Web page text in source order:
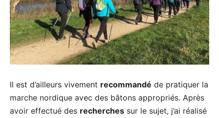
Il est d’ailleurs vivement recommandé de pratiquer la
marche nordique avec des bâtons appropriés. Après
avoir effectué des recherches sur le sujet, j’ai réalisé